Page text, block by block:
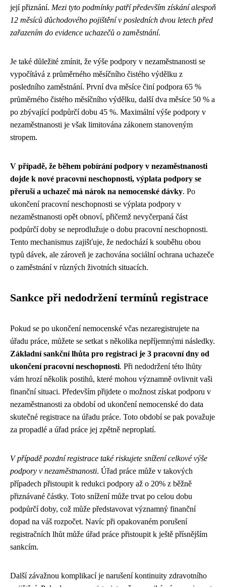
její přiznání. Mezi tyto podmínky patří především získání alespoň
12 měsíců důchodového pojištění v posledních dvou letech před
zařazením do evidence uchazečů o zaměstnání.
Je také důležité zmínit, že výše podpory v nezaměstnanosti se
vypočítává z průměrného měsíčního čistého výdělku z
posledního zaměstnání. První dva měsíce činí podpora 65 %
průměrného čistého měsíčního výdělku, další dva měsíce 50 % a
po zbývající podpůrčí dobu 45 %. Maximální výše podpory v
nezaměstnanosti je však limitována zákonem stanoveným
stropem.
V případě, že během pobírání podpory v nezaměstnanosti
dojde k nové pracovní neschopnosti, výplata podpory se
přeruší a uchazeč má nárok na nemocenské dávky. Po
ukončení pracovní neschopnosti se výplata podpory v
nezaměstnanosti opět obnoví, přičemž nevyčerpaná část
podpůrčí doby se neprodlužuje o dobu pracovní neschopnosti.
Tento mechanismus zajišťuje, že nedochází k souběhu obou
typů dávek, ale zároveň je zachována sociální ochrana uchazeče
o zaměstnání v různých životních situacích.
Sankce při nedodržení termínů registrace
Pokud se po ukončení nemocenské včas nezaregistrujete na
úřadu práce, můžete se setkat s několika nepříjemnými následky.
Základní sankční lhůta pro registraci je 3 pracovní dny od
ukončení pracovní neschopnosti. Při nedodržení této lhůty
vám hrozí několik postihů, které mohou významně ovlivnit vaši
finanční situaci. Především přijdete o možnost získat podporu v
nezaměstnanosti za období od ukončení nemocenské do data
skutečné registrace na úřadu práce. Toto období se pak považuje
za propadlé a úřad práce jej zpětně neproplatí.
V případě pozdní registrace také riskujete snížení celkové výše
podpory v nezaměstnanosti. Úřad práce může v takových
případech přistoupit k redukci podpory až o 20% z běžně
přiznávané částky. Toto snížení může trvat po celou dobu
podpůrčí doby, což může představovat významný finanční
dopad na váš rozpočet. Navíc při opakovaném porušení
registračních lhůt může úřad práce přistoupit k ještě přísnějším
sankcím.
Další závažnou komplikací je narušení kontinuity zdravotního